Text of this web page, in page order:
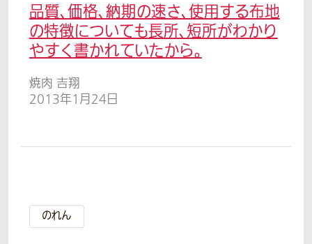
品質、価格、納期の速さ、使用する布地
の特徴についても長所、短所がわかり
やすく書かれていたから。
焼肉 吉翔
2013年1月24日
のれん